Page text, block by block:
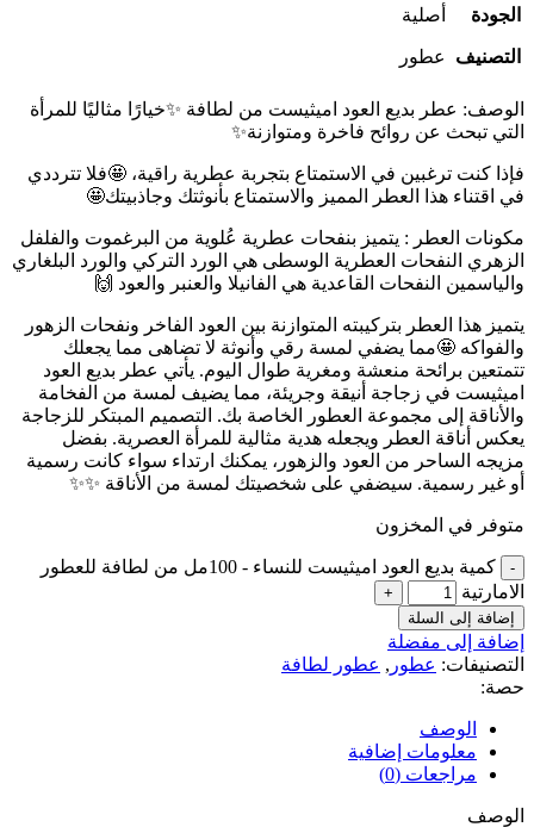
الجودة أصلية
التصنيف عطور
الوصف: عطر بديع العود اميثيست من لطافة ✨خيارًا مثاليًا للمرأة
التي تبحث عن روائح فاخرة ومتوازنة✨
فإذا كنت ترغبين في الاستمتاع بتجربة عطرية راقية، 🤩فلا تترددي
في اقتناء هذا العطر المميز والاستمتاع بأنوثتك وجاذبيتك🤩
مكونات العطر : يتميز بنفحات عطرية عُلوية من البرغموت والفلفل
الزهري النفحات العطرية الوسطى هي الورد التركي والورد البلغاري
والياسمين النفحات القاعدية هي الفانيلا والعنبر والعود 🙌
يتميز هذا العطر بتركيبته المتوازنة بين العود الفاخر ونفحات الزهور
والفواكه 🤩مما يضفي لمسة رقي وأنوثة لا تضاهى مما يجعلك
تتمتعين برائحة منعشة ومغرية طوال اليوم. يأتي عطر بديع العود
اميثيست في زجاجة أنيقة وجريئة، مما يضيف لمسة من الفخامة
والأناقة إلى مجموعة العطور الخاصة بك. التصميم المبتكر للزجاجة
يعكس أناقة العطر ويجعله هدية مثالية للمرأة العصرية. بفضل
مزيجه الساحر من العود والزهور، يمكنك ارتداء سواء كانت رسمية
أو غير رسمية. سيضفي على شخصيتك لمسة من الأناقة ✨✨
متوفر في المخزون
كمية بديع العود اميثيست للنساء - 100مل من لطافة للعطور
الامارتية
إضافة إلى السلة
إضافة إلى مفضلة
التصنيفات: عطور , عطور لطافة
حصة:
الوصف
معلومات إضافية
مراجعات (0)
الوصف